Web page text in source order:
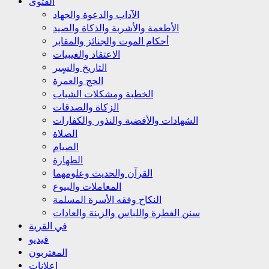
الآداب والدعوة والجهاد
الأطعمة والأشربة والذكاة والصيد
أحكام الموت والجنائز والمقابر
الاعتقاد والغيبيات
التاريخ والسٍير
الحج والعمرة
الخطبة ومشكلات الشباب
الزكاة والصدقات
الشهادات والأقضية والنذور والكفارات
الصلاة
الصيام
الطهارة
القرآن والحديث وعلومهما
المعاملات والبيوع
النكاح وفقه الأسرة المسلمة
سنن الفطرة واللباس والزينة والعادات
في القرية
فيديو
المغتربون
إعلانات